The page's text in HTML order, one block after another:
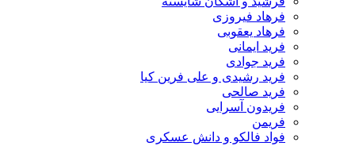
فرهاد فیروزی
فرهاد یعقوبی
فرید ایمانی
فرید جوادی
فرید رشیدی و علی فرین کیا
فرید صالحی
فریدون آسرایی
فریمن
فواد فالکو و دانش عسکری